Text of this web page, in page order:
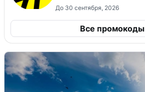
До 30 сентября, 2026
Все промокоды